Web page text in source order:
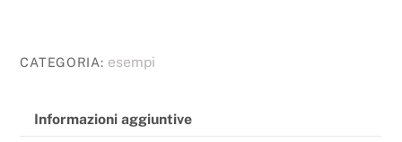
CATEGORIA: esempi
Informazioni aggiuntive